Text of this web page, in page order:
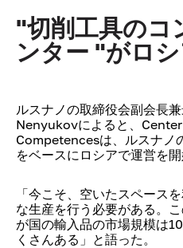
"切削工具のコ
ンター "がロ
ルスナノの取締役会副会長
Nenyukovによると、
Competencesは、ルスナノ
をベースにロシアで運営を開
「今こそ、空いたスペース
な生産を行う必要がある。
が国の輸入品の市場規模は
くさんある」と語った。